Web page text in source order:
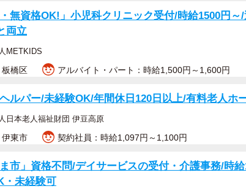
・無資格OK!」小児科クリニック受付/時給1500円～
両立
METKIDS
橋区 アルバイト・パート：時給1,500円～1,600円
ルパー/未経験OK/年間休日120日以上/有料老人ホ
日本老人福祉財団 伊豆高原
東市 契約社員：時給1,097円～1,100円
ま市」資格不問/デイサービスの受付・介護事務/時給
・未経験可